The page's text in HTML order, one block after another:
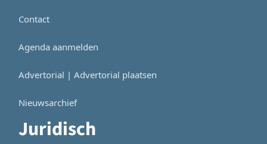
Contact
Agenda aanmelden
Advertorial | Advertorial plaatsen
Nieuwsarchief
Juridisch